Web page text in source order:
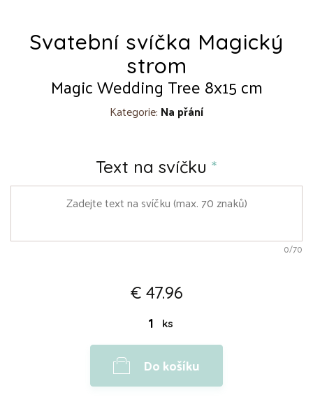
Svatební svíčka Magický
strom
Magic Wedding Tree 8x15 cm
Kategorie: Na přání
Text na svíčku *
0/70
€ 47.96
ks
Do košíku